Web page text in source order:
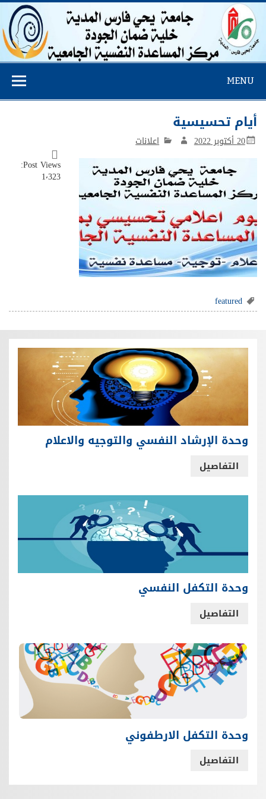
مركز المساعدة MENU
أيام تحسيسية
20 أكتوبر 2022
اعلانات
Post Views:
1٬323
featured
وحدة الإرشاد النفسي والتوجيه والاعلام
التفاصيل
وحدة التكفل النفسي
التفاصيل
وحدة التكفل الارطفوني
التفاصيل